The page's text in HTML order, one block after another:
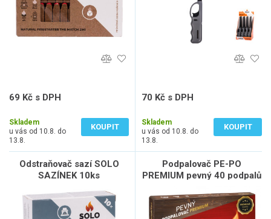
69 Kč s DPH
Skladem
u vás od 10.8. do
13.8.
KOUPIT
70 Kč s DPH
Skladem
u vás od 10.8. do
13.8.
KOUPIT
Odstraňovač sazí SOLO
SAZÍNEK 10ks
Podpalovač PE-PO
PREMIUM pevný 40 podpalů